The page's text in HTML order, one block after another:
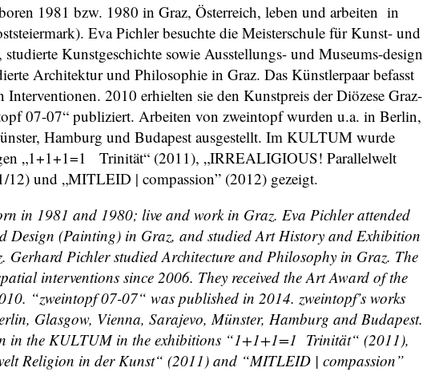
1981 bzw. 1980 in Graz, Österreich, leben und arbeiten in
Eva Pichler besuchte die Meisterschule für Kunst- und
Kunstgeschichte sowie Ausstellungs- und Museums-design
Architektur und Philosophie in Graz. Das Künstlerpaar befasst
2010 erhielten sie den Kunstpreis der Diözese Graz-
07-07“ publiziert. Arbeiten von zweintopf wurden u.a. in Berlin,
Hamburg und Budapest ausgestellt. Im KULTUM wurde
„1+1+1=1 Trinität“ (2011), „IRREALIGIOUS! Parallelwelt
und „MITLEID | compassion” (2012) gezeigt.
in 1981 and 1980; live and work in Graz. Eva Pichler attended
Design (Painting) in Graz, and studied Art History and Exhibition
Gerhard Pichler studied Architecture and Philosophy in Graz. The
interventions since 2006. They received the Art Award of the
“zweintopf 07-07“ was published in 2014. zweintopf’s works
Glasgow, Vienna, Sarajevo, Münster, Hamburg and Budapest.
in the KULTUM in the exhibitions “1+1+1=1 Trinität“ (2011),
Religion in der Kunst“ (2011) and “MITLEID | compassion”